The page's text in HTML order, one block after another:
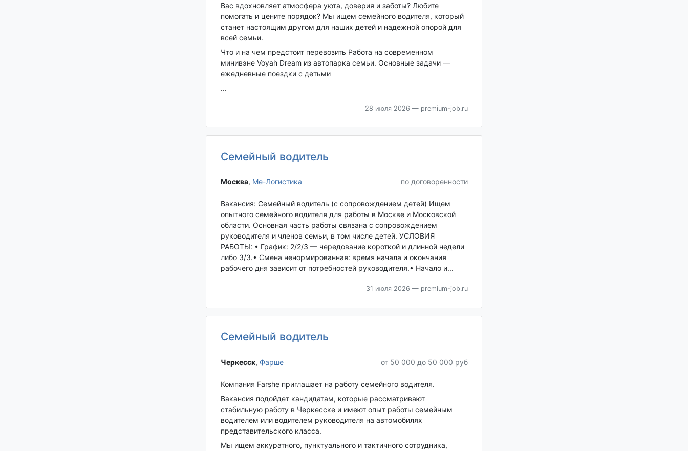
Вас вдохновляет атмосфера уюта, доверия и заботы? Любите
помогать и цените порядок? Мы ищем семейного водителя, который
станет настоящим другом для наших детей и надежной опорой для
всей семьи.
Что и на чем предстоит перевозить Работа на современном
минивэне Voyah Dream из автопарка семьи. Основные задачи —
ежедневные поездки с детьми
...
28 июля 2026 — premium-job.ru
Семейный водитель
Москва‎, Ме-Логистика по договоренности
Вакансия: Семейный водитель (с сопровождением детей) Ищем
опытного семейного водителя для работы в Москве и Московской
области. Основная часть работы связана с сопровождением
руководителя и членов семьи, в том числе детей. УСЛОВИЯ
РАБОТЫ: • График: 2/2/3 — чередование короткой и длинной недели
либо 3/3.• Смена ненормированная: время начала и окончания
рабочего дня зависит от потребностей руководителя.• Начало и...
31 июля 2026 — premium-job.ru
Семейный водитель
Черкесск‎, Фарше от 50 000 до 50 000 руб
Компания Farshe приглашает на работу семейного водителя.
Вакансия подойдет кандидатам, которые рассматривают
стабильную работу в Черкесске и имеют опыт работы семейным
водителем или водителем руководителя на автомобилях
представительского класса.
Мы ищем аккуратного, пунктуального и тактичного сотрудника,